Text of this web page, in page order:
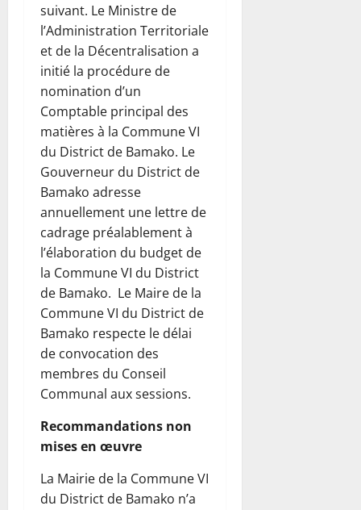
suivant. Le Ministre de
l’Administration Territoriale
et de la Décentralisation a
initié la procédure de
nomination d’un
Comptable principal des
matières à la Commune VI
du District de Bamako. Le
Gouverneur du District de
Bamako adresse
annuellement une lettre de
cadrage préalablement à
l’élaboration du budget de
la Commune VI du District
de Bamako. Le Maire de la
Commune VI du District de
Bamako respecte le délai
de convocation des
membres du Conseil
Communal aux sessions.
Recommandations non
mises en œuvre
La Mairie de la Commune VI
du District de Bamako n’a